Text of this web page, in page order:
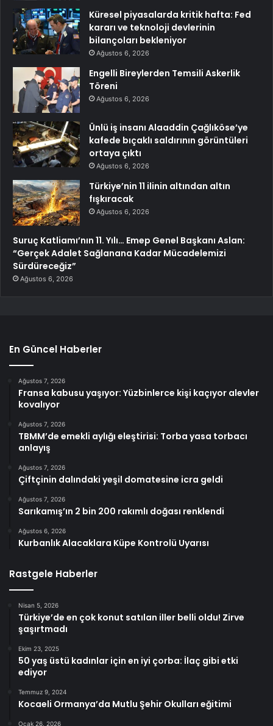
Küresel piyasalarda kritik hafta: Fed
kararı ve teknoloji devlerinin
bilançoları bekleniyor
Ağustos 6, 2026
Engelli Bireylerden Temsili Askerlik
Töreni
Ağustos 6, 2026
Ünlü iş insanı Alaaddin Çağlıköse’ye
kafede bıçaklı saldırının görüntüleri
ortaya çıktı
Ağustos 6, 2026
Türkiye’nin 11 ilinin altından altın
fışkıracak
Ağustos 6, 2026
Suruç Katliamı’nın 11. Yılı… Emep Genel Başkanı Aslan:
“Gerçek Adalet Sağlanana Kadar Mücadelemizi
Sürdüreceğiz”
Ağustos 6, 2026
En Güncel Haberler
Ağustos 7, 2026
Fransa kabusu yaşıyor: Yüzbinlerce kişi kaçıyor alevler
kovalıyor
Ağustos 7, 2026
TBMM’de emekli aylığı eleştirisi: Torba yasa torbacı
anlayış
Ağustos 7, 2026
Çiftçinin dalındaki yeşil domatesine icra geldi
Ağustos 7, 2026
Sarıkamış’ın 2 bin 200 rakımlı doğası renklendi
Ağustos 6, 2026
Kurbanlık Alacaklara Küpe Kontrolü Uyarısı
Rastgele Haberler
Nisan 5, 2026
Türkiye’de en çok konut satılan iller belli oldu! Zirve
şaşırtmadı
Ekim 23, 2025
50 yaş üstü kadınlar için en iyi çorba: İlaç gibi etki
ediyor
Temmuz 9, 2024
Kocaeli Ormanya’da Mutlu Şehir Okulları eğitimi
Ocak 26, 2026